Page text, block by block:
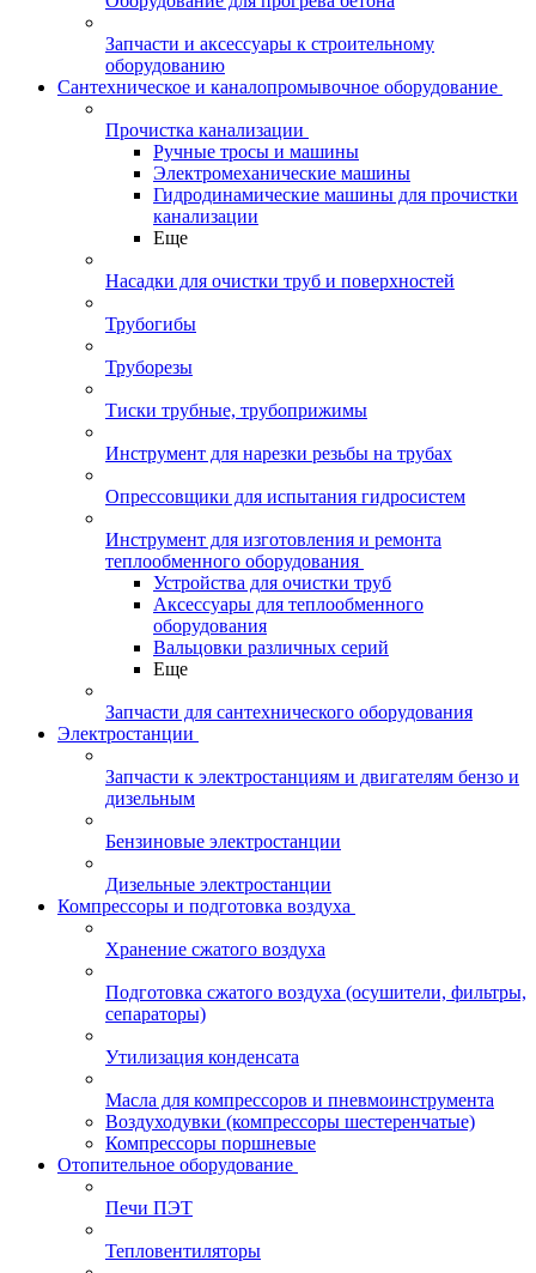
Запчасти и аксессуары к строительному
оборудованию
Сантехническое и каналопромывочное оборудование
Прочистка канализации
Ручные тросы и машины
Электромеханические машины
Гидродинамические машины для прочистки
канализации
Еще
Насадки для очистки труб и поверхностей
Трубогибы
Труборезы
Тиски трубные, трубоприжимы
Инструмент для нарезки резьбы на трубах
Опрессовщики для испытания гидросистем
Инструмент для изготовления и ремонта
теплообменного оборудования
Устройства для очистки труб
Аксессуары для теплообменного
оборудования
Вальцовки различных серий
Еще
Запчасти для сантехнического оборудования
Электростанции
Запчасти к электростанциям и двигателям бензо и
дизельным
Бензиновые электростанции
Дизельные электростанции
Компрессоры и подготовка воздуха
Хранение сжатого воздуха
Подготовка сжатого воздуха (осушители, фильтры,
сепараторы)
Утилизация конденсата
Масла для компрессоров и пневмоинструмента
Воздуходувки (компрессоры шестеренчатые)
Компрессоры поршневые
Отопительное оборудование
Печи ПЭТ
Тепловентиляторы